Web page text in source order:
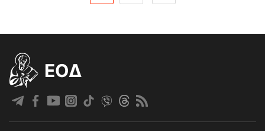
EOΔ